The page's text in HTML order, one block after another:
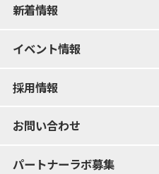
新着情報
イベント情報
採用情報
お問い合わせ
パートナーラボ募集